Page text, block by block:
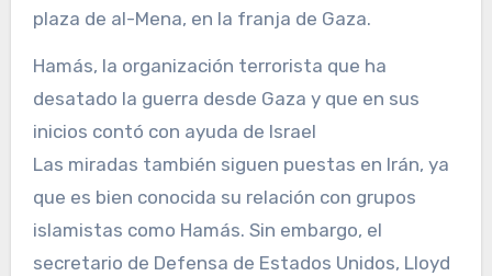
Hamás, la organización terrorista que ha
desatado la guerra desde Gaza y que en sus
inicios contó con ayuda de Israel
Las miradas también siguen puestas en Irán, ya
que es bien conocida su relación con grupos
islamistas como Hamás. Sin embargo, el
secretario de Defensa de Estados Unidos, Lloyd